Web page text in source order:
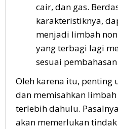
cair, dan gas.
karakteristiknya,
menjadi limbah
yang terbagi lagi
sesuai
Oleh karena itu, penting
dan memisahkan
terlebih dahulu.
akan memerlukan